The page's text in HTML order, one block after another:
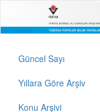
Güncel Sayı
Yıllara Göre Arşiv
Konu Arşivi